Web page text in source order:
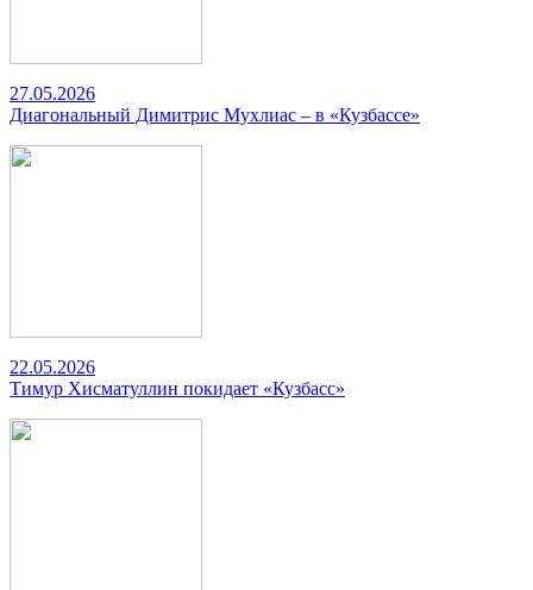
27.05.2026
Диагональный Димитрис Мухлиас – в «Кузбассе»
22.05.2026
Тимур Хисматуллин покидает «Кузбасс»